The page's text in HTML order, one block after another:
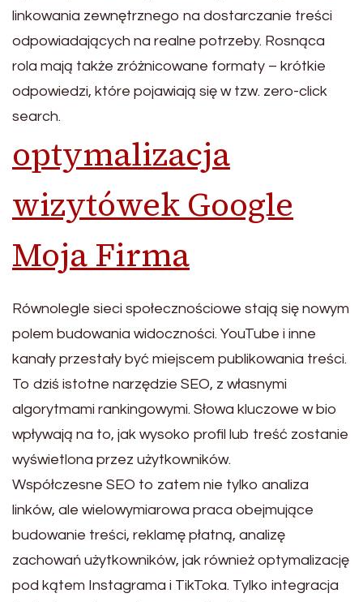
linkowania zewnętrznego na dostarczanie treści
odpowiadających na realne potrzeby. Rosnąca
rola mają także zróżnicowane formaty – krótkie
odpowiedzi, które pojawiają się w tzw. zero-click
search.
optymalizacja
wizytówek Google
Moja Firma
Równolegle sieci społecznościowe stają się nowym
polem budowania widoczności. YouTube i inne
kanały przestały być miejscem publikowania treści.
To dziś istotne narzędzie SEO, z własnymi
algorytmami rankingowymi. Słowa kluczowe w bio
wpływają na to, jak wysoko profil lub treść zostanie
wyświetlona przez użytkowników.
Współczesne SEO to zatem nie tylko analiza
linków, ale wielowymiarowa praca obejmujące
budowanie treści, reklamę płatną, analizę
zachowań użytkowników, jak również optymalizację
pod kątem Instagrama i TikToka. Tylko integracja